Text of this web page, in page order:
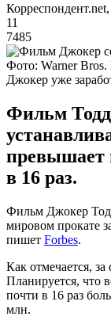
11
7485
Фото: Warner Bros.
Джокер уже
Фильм
превышает
в 16 раз.
Фильм Джокер
мировом прокате
пишет Forbes.
Как отмечается,
Планируется, что
почти в 16 раз
млн.